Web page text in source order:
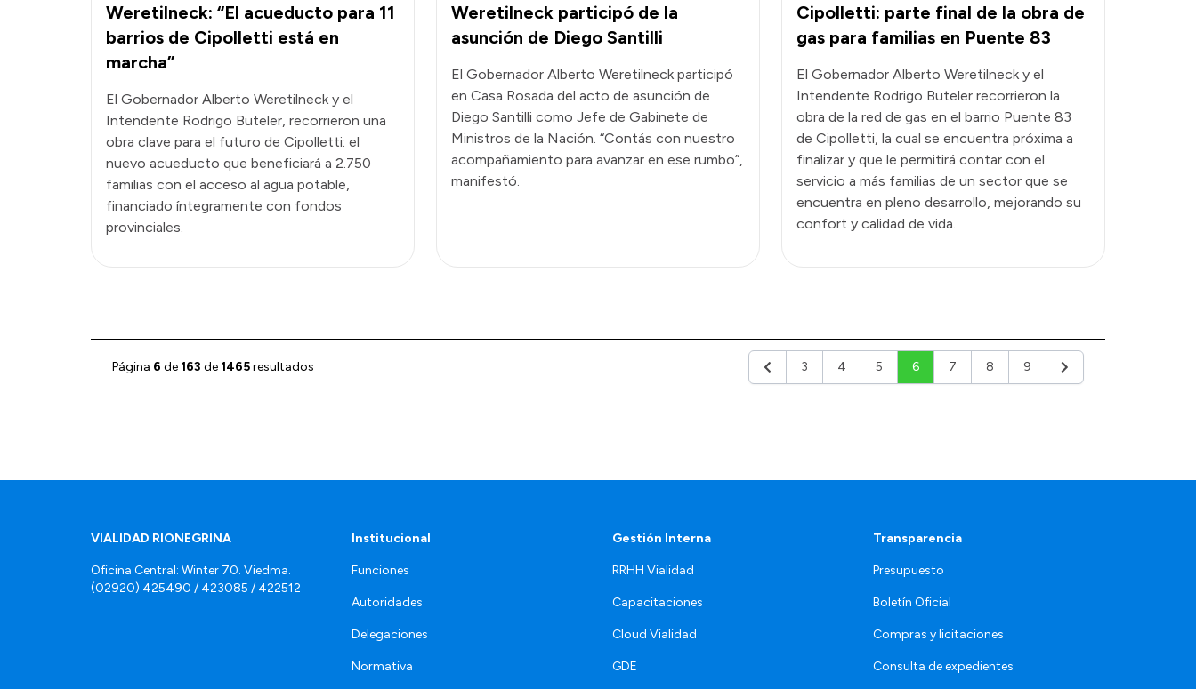
Weretilneck: “El acueducto para 11
barrios de Cipolletti está en
marcha”
El Gobernador Alberto Weretilneck y el
Intendente Rodrigo Buteler, recorrieron una
obra clave para el futuro de Cipolletti: el
nuevo acueducto que beneficiará a 2.750
familias con el acceso al agua potable,
financiado íntegramente con fondos
provinciales.
Weretilneck participó de la
asunción de Diego Santilli
El Gobernador Alberto Weretilneck participó
en Casa Rosada del acto de asunción de
Diego Santilli como Jefe de Gabinete de
Ministros de la Nación. “Contás con nuestro
acompañamiento para avanzar en ese rumbo”,
manifestó.
Cipolletti: parte final de la obra de
gas para familias en Puente 83
El Gobernador Alberto Weretilneck y el
Intendente Rodrigo Buteler recorrieron la
obra de la red de gas en el barrio Puente 83
de Cipolletti, la cual se encuentra próxima a
finalizar y que le permitirá contar con el
servicio a más familias de un sector que se
encuentra en pleno desarrollo, mejorando su
confort y calidad de vida.
Página 6 de 163 de 1465resultados Anterior
3 4 5 6 7 8 9 Siguiente
VIALIDAD RIONEGRINA
Oficina Central: Winter 70. Viedma.
(02920) 425490 / 423085 / 422512
Institucional
Funciones
Autoridades
Delegaciones
Normativa
Gestión Interna
RRHH Vialidad
Capacitaciones
Cloud Vialidad
GDE
Transparencia
Presupuesto
Boletín Oficial
Compras y licitaciones
Consulta de expedientes